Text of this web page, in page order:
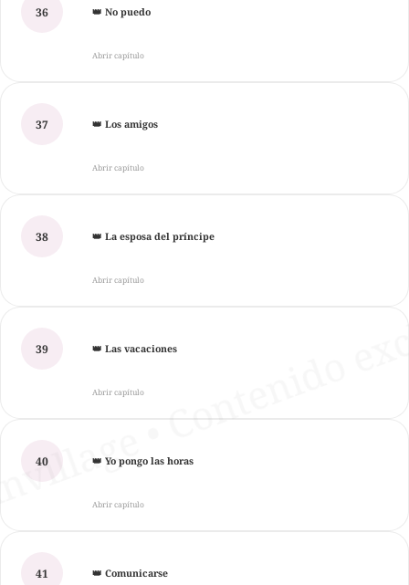
36 👑 No puedo
Abrir capítulo
37 👑 Los amigos
Abrir capítulo
38 👑 La esposa del príncipe
Abrir capítulo
39 👑 Las vacaciones
Abrir capítulo
40 👑 Yo pongo las horas
Abrir capítulo
41 👑 Comunicarse